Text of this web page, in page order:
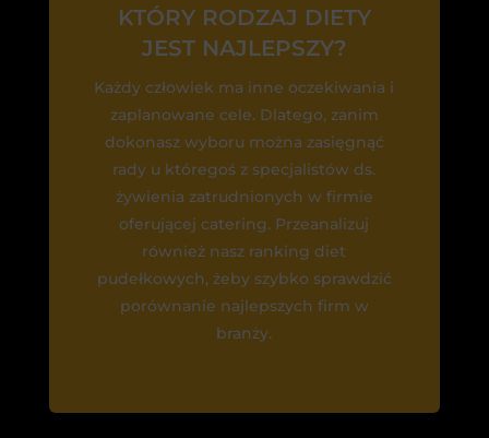
KTÓRY RODZAJ DIETY
JEST NAJLEPSZY?
Każdy człowiek ma inne oczekiwania i
zaplanowane cele. Dlatego, zanim
dokonasz wyboru można zasięgnąć
rady u któregoś z specjalistów ds.
żywienia zatrudnionych w firmie
oferującej catering. Przeanalizuj
również nasz ranking diet
pudełkowych, żeby szybko sprawdzić
porównanie najlepszych firm w
branży.